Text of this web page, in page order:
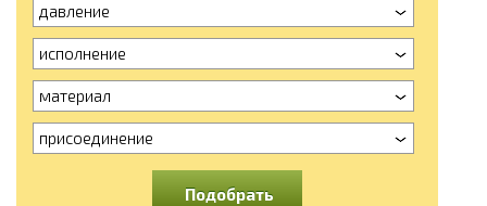
давление
исполнение
материал
присоединение
Подобрать